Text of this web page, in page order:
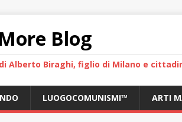
Blog
Alberto Biraghi, figlio di Milano e
LUOGOCOMUNISMI™ ARTI